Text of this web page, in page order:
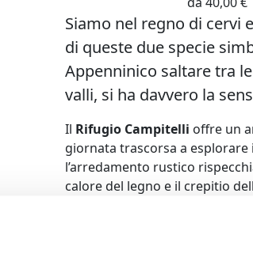
Siamo nel regno di cervi
di queste due specie
Appenninico saltare tra
valli, si ha davvero la
Il Rifugio Campitelli offre un
giornata trascorsa a
l’arredamento rustico
calore del legno e il crepitio